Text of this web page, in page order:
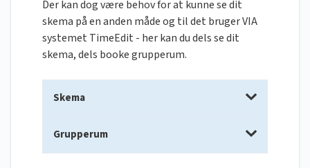
Der kan dog være behov for at kunne se dit
skema på en anden måde og til det bruger VIA
systemet TimeEdit - her kan du dels se dit
skema, dels booke grupperum.
Skema
Grupperum